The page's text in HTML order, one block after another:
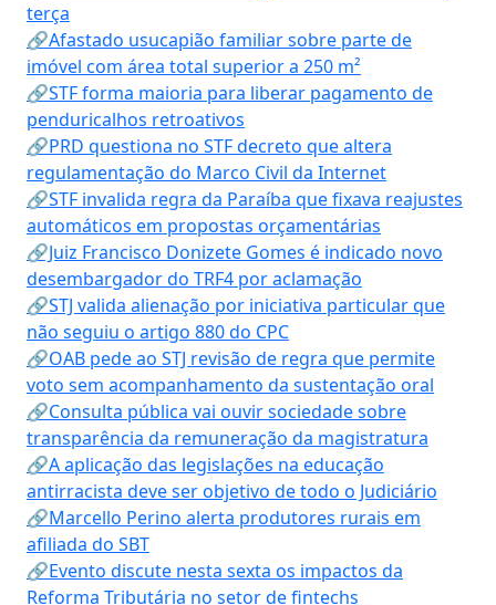
terça
🔗Afastado usucapião familiar sobre parte de
imóvel com área total superior a 250 m²
🔗STF forma maioria para liberar pagamento de
penduricalhos retroativos
🔗PRD questiona no STF decreto que altera
regulamentação do Marco Civil da Internet
🔗STF invalida regra da Paraíba que fixava reajustes
automáticos em propostas orçamentárias
🔗Juiz Francisco Donizete Gomes é indicado novo
desembargador do TRF4 por aclamação
🔗STJ valida alienação por iniciativa particular que
não seguiu o artigo 880 do CPC
🔗OAB pede ao STJ revisão de regra que permite
voto sem acompanhamento da sustentação oral
🔗Consulta pública vai ouvir sociedade sobre
transparência da remuneração da magistratura
🔗A aplicação das legislações na educação
antirracista deve ser objetivo de todo o Judiciário
🔗Marcello Perino alerta produtores rurais em
afiliada do SBT
🔗Evento discute nesta sexta os impactos da
Reforma Tributária no setor de fintechs